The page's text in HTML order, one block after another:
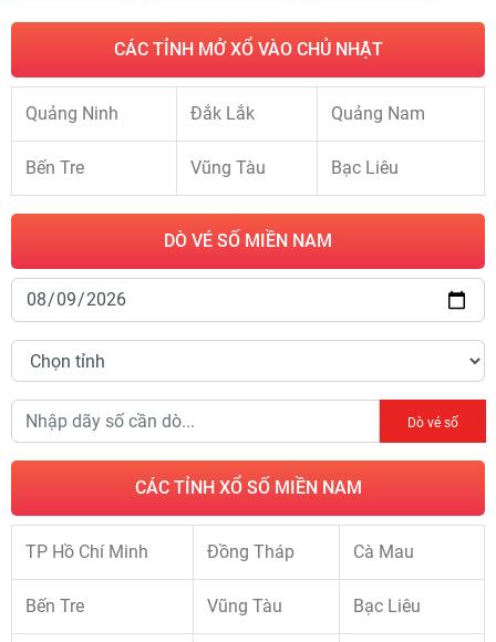
CÁC TỈNH MỞ XỔ VÀO CHỦ NHẬT
Quảng Ninh Đắk Lắk Quảng Nam
Bến Tre Vũng Tàu Bạc Liêu
DÒ VÉ SỐ MIỀN NAM
Dò vé số
CÁC TỈNH XỔ SỐ MIỀN NAM
TP Hồ Chí Minh Đồng Tháp Cà Mau
Bến Tre Vũng Tàu Bạc Liêu